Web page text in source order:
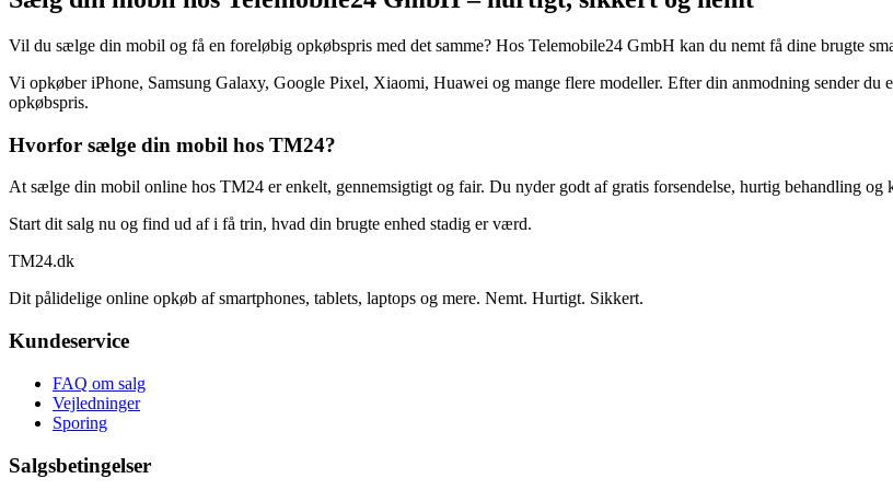
Vil du sælge din mobil og få en foreløbig opkøbspris med det samme? Hos Telemobile24 GmbH kan du nemt få dine brugte
Vi opkøber iPhone, Samsung Galaxy, Google Pixel, Xiaomi, Huawei og mange flere modeller. Efter din anmodning sender du
opkøbspris.
Hvorfor sælge din mobil hos TM24?
At sælge din mobil online hos TM24 er enkelt, gennemsigtigt og fair. Du nyder godt af gratis forsendelse, hurtig behandling og
Start dit salg nu og find ud af i få trin, hvad din brugte enhed stadig er værd.
TM24.dk
Dit pålidelige online opkøb af smartphones, tablets, laptops og mere. Nemt. Hurtigt. Sikkert.
Kundeservice
FAQ om salg
Vejledninger
Sporing
Salgsbetingelser